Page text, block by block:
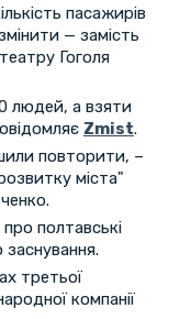
пасажирів
— замість
Гоголя
людей, а взяти
Zmist.
повторити, –
міста"
полтавські
третьої
компанії